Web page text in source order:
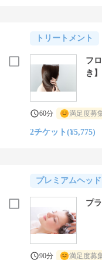
トリートメント
フ
き】
60分 満足度募
2チケット(¥5,775)
プレミアムヘッ
プ
90分 満足度募